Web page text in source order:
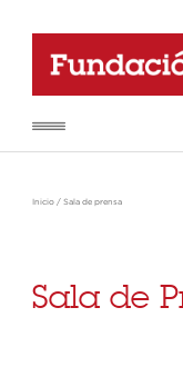
Inicio / Sala de prensa
Sala de